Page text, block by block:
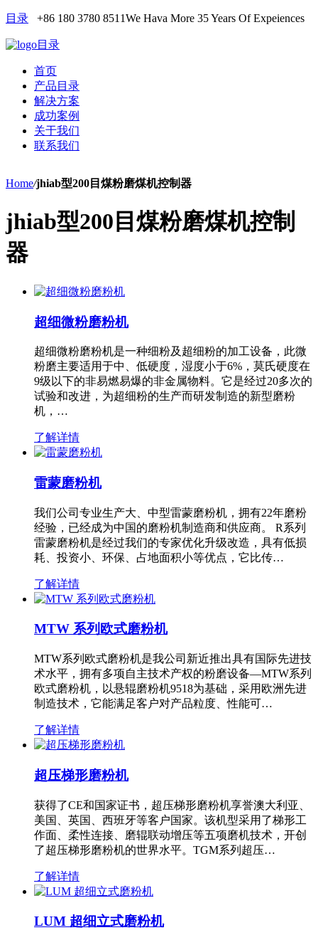
目录 +86 180 3780 8511We Hava More 35 Years Of Expeiences
目录
首页
产品目录
解决方案
成功案例
关于我们
联系我们
Home/jhiab型200目煤粉磨煤机控制器
jhiab型200目煤粉磨煤机控制
器
超细微粉磨粉机
超细微粉磨粉机是一种细粉及超细粉的加工设备，此微
粉磨主要适用于中、低硬度，湿度小于6%，莫氏硬度在
9级以下的非易燃易爆的非金属物料。它是经过20多次的
试验和改进，为超细粉的生产而研发制造的新型磨粉
机，…
了解详情
雷蒙磨粉机
我们公司专业生产大、中型雷蒙磨粉机，拥有22年磨粉
经验，已经成为中国的磨粉机制造商和供应商。 R系列
雷蒙磨粉机是经过我们的专家优化升级改造，具有低损
耗、投资小、环保、占地面积小等优点，它比传…
了解详情
MTW 系列欧式磨粉机
MTW系列欧式磨粉机是我公司新近推出具有国际先进技
术水平，拥有多项自主技术产权的粉磨设备—MTW系列
欧式磨粉机，以悬辊磨粉机9518为基础，采用欧洲先进
制造技术，它能满足客户对产品粒度、性能可…
了解详情
超压梯形磨粉机
获得了CE和国家证书，超压梯形磨粉机享誉澳大利亚、
美国、英国、西班牙等客户国家。该机型采用了梯形工
作面、柔性连接、磨辊联动增压等五项磨机技术，开创
了超压梯形磨粉机的世界水平。TGM系列超压…
了解详情
LUM 超细立式磨粉机